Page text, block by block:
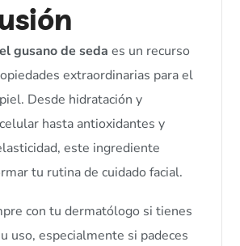
gusano de seda es un recurso
extraordinarias para el
Desde hidratación y
hasta antioxidantes y
este ingrediente
tu rutina de cuidado facial.
con tu dermatólogo si tienes
uso, especialmente si padeces